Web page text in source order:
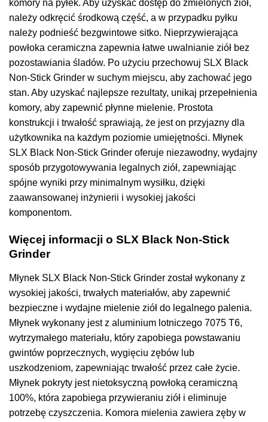
komory na pyłek. Aby uzyskać dostęp do zmielonych ziół,
należy odkręcić środkową część, a w przypadku pyłku
należy podnieść bezgwintowe sitko. Nieprzywierająca
powłoka ceramiczna zapewnia łatwe uwalnianie ziół bez
pozostawiania śladów. Po użyciu przechowuj SLX Black
Non-Stick Grinder w suchym miejscu, aby zachować jego
stan. Aby uzyskać najlepsze rezultaty, unikaj przepełnienia
komory, aby zapewnić płynne mielenie. Prostota
konstrukcji i trwałość sprawiają, że jest on przyjazny dla
użytkownika na każdym poziomie umiejętności. Młynek
SLX Black Non-Stick Grinder oferuje niezawodny, wydajny
sposób przygotowywania legalnych ziół, zapewniając
spójne wyniki przy minimalnym wysiłku, dzięki
zaawansowanej inżynierii i wysokiej jakości
komponentom.
Więcej informacji o SLX Black Non-Stick
Grinder
Młynek SLX Black Non-Stick Grinder został wykonany z
wysokiej jakości, trwałych materiałów, aby zapewnić
bezpieczne i wydajne mielenie ziół do legalnego palenia.
Młynek wykonany jest z aluminium lotniczego 7075 T6,
wytrzymałego materiału, który zapobiega powstawaniu
gwintów poprzecznych, wygięciu zębów lub
uszkodzeniom, zapewniając trwałość przez całe życie.
Młynek pokryty jest nietoksyczną powłoką ceramiczną
100%, która zapobiega przywieraniu ziół i eliminuje
potrzebę czyszczenia. Komora mielenia zawiera zęby w